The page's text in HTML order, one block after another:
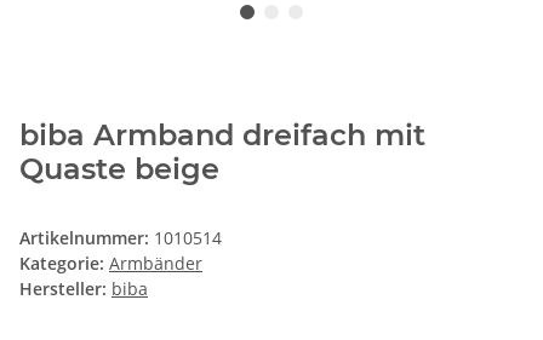
biba Armband dreifach mit
Quaste beige
Artikelnummer: 1010514
Kategorie: Armbänder
Hersteller: biba